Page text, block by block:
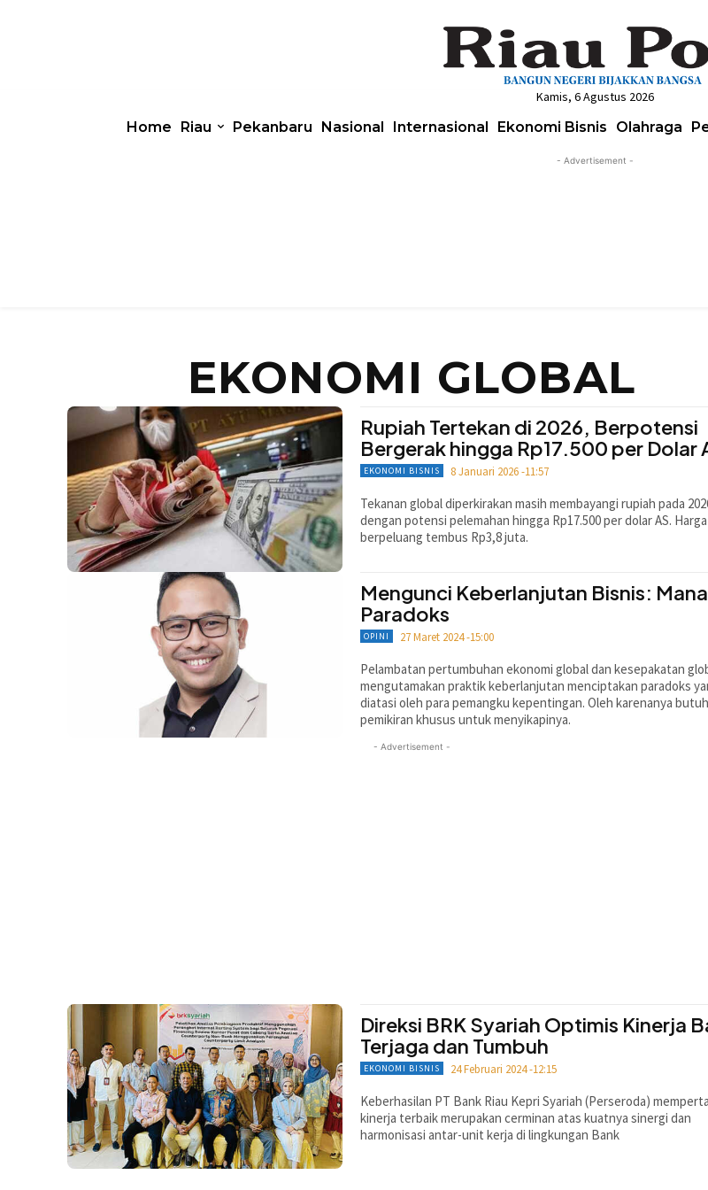
Kamis, 6 Agustus 2026
Home Riau Pekanbaru Nasional Internasional Ekonomi Bisnis Olahraga
- Advertisement -
EKONOMI GLOBAL
Rupiah Tertekan di 2026, Berpotensi
Bergerak hingga Rp17.500 per Dolar
EKONOMI BISNIS 8 Januari 2026 -11:57
Tekanan global diperkirakan masih membayangi rupiah pada
dengan potensi pelemahan hingga Rp17.500 per dolar AS.
berpeluang tembus Rp3,8 juta.
Mengunci Keberlanjutan Bisnis:
Paradoks
OPINI 27 Maret 2024 -15:00
Pelambatan pertumbuhan ekonomi global dan kesepakatan
mengutamakan praktik keberlanjutan menciptakan paradoks
diatasi oleh para pemangku kepentingan. Oleh karenanya
pemikiran khusus untuk menyikapinya.
- Advertisement -
Direksi BRK Syariah Optimis Kinerja
Terjaga dan Tumbuh
EKONOMI BISNIS 24 Februari 2024 -12:15
Keberhasilan PT Bank Riau Kepri Syariah (Perseroda)
kinerja terbaik merupakan cerminan atas kuatnya sinergi dan
harmonisasi antar-unit kerja di lingkungan Bank